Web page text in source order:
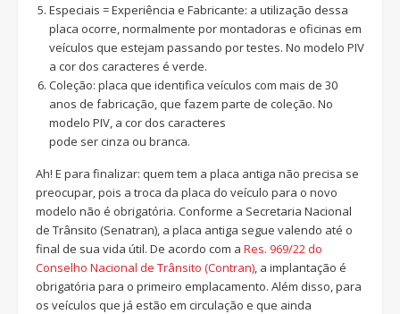
Especiais = Experiência e Fabricante: a utilização dessa
placa ocorre, normalmente por montadoras e oficinas em
veículos que estejam passando por testes. No modelo PIV
a cor dos caracteres é verde.
Coleção: placa que identifica veículos com mais de 30
anos de fabricação, que fazem parte de coleção. No
modelo PIV, a cor dos caracteres
pode ser cinza ou branca.
Ah! E para finalizar: quem tem a placa antiga não precisa se
preocupar, pois a troca da placa do veículo para o novo
modelo não é obrigatória. Conforme a Secretaria Nacional
de Trânsito (Senatran), a placa antiga segue valendo até o
final de sua vida útil. De acordo com a Res. 969/22 do
Conselho Nacional de Trânsito (Contran), a implantação é
obrigatória para o primeiro emplacamento. Além disso, para
os veículos que já estão em circulação e que ainda